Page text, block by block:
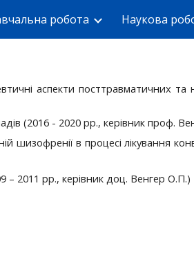
робота Наукова
аспекти посттравматичних
(2016 - 2020 рр., керівник проф.
шизофренії в процесі лікування
– 2011 рр., керівник доц. Венгер О.П.)